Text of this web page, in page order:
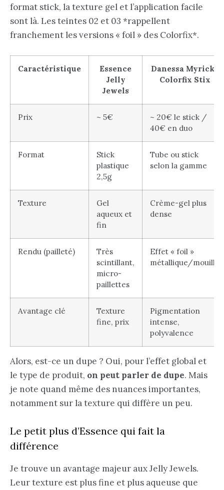
format stick, la texture gel et l’application facile
sont là. Les teintes 02 et 03 *rappellent
franchement les versions « foil » des Colorfix*.
Caractéristique
Essence
Jelly
Jewels
Danessa Myricks
Colorfix Stix
Prix ~ 5€
~ 20€ le stick /
40€ en duo
Format
Stick
plastique
2,5g
Tube ou stick
selon la gamme
Texture
Gel
aqueux et
fin
Crème-gel plus
dense
Rendu (pailleté)
Très
scintillant,
micro-
paillettes
Effet « foil »
métallique/mouillé
Avantage clé
Texture
fine, prix
Pigmentation
intense,
polyvalence
Alors, est-ce un dupe ? Oui, pour l’effet global et
le type de produit, on peut parler de dupe. Mais
je note quand même des nuances importantes,
notamment sur la texture qui diffère un peu.
Le petit plus d’Essence qui fait la
différence
Je trouve un avantage majeur aux Jelly Jewels.
Leur texture est plus fine et plus aqueuse que